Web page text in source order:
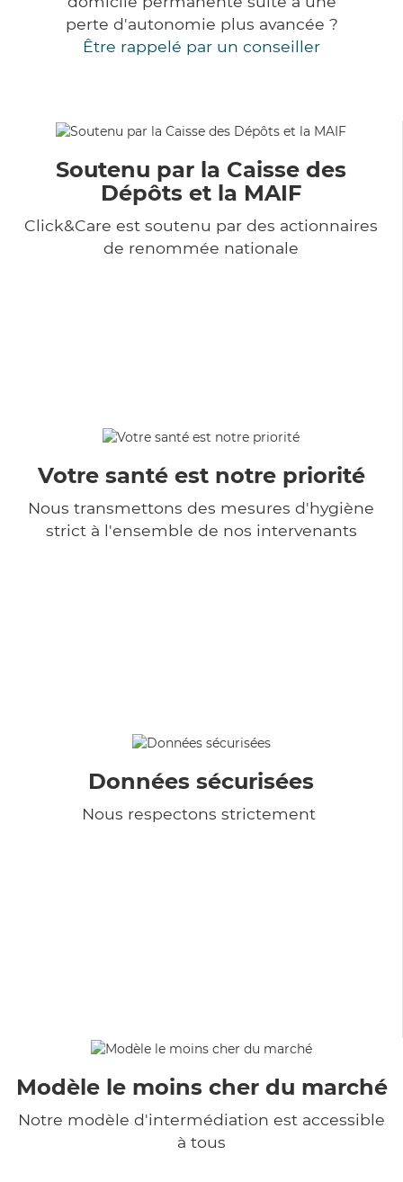
perte d'autonomie plus avancée ?
Être rappelé par un conseiller
Soutenu par la Caisse des
Dépôts et la MAIF
Click&Care est soutenu par des actionnaires
de renommée nationale
Votre santé est notre priorité
Nous transmettons des mesures d'hygiène
strict à l'ensemble de nos intervenants
Données sécurisées
Nous respectons strictement
Modèle le moins cher du marché
Notre modèle d'intermédiation est accessible
à tous